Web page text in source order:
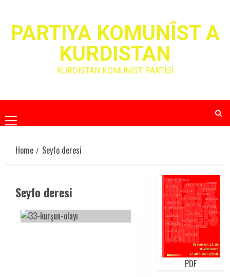
contentPARTIYA KOMUNÎST A
KURDISTAN
KÜRDİSTAN KOMÜNİST PARTİSİ
Primary
Menu
Home
Seyfo deresi
Seyfo deresi
PDF